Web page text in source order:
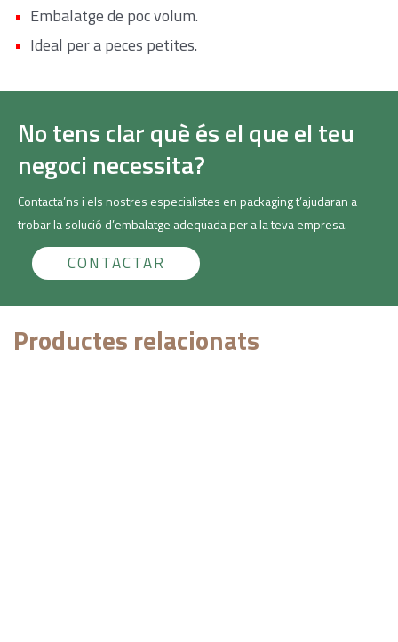
Embalatge de poc volum.
Ideal per a peces petites.
No tens clar què és el que el teu
negoci necessita?
Contacta’ns i els nostres especialistes en packaging t’ajudaran a
trobar la solució d’embalatge adequada per a la teva empresa.
CONTACTAR
Productes relacionats